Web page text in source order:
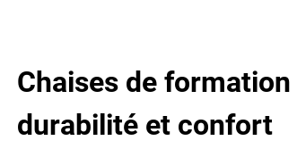
Chaises de
durabilité et confort